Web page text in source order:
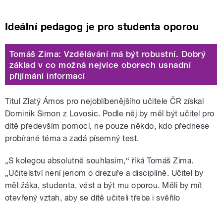
Ideální pedagog je pro studenta oporou
Tomáš Zima: Vzdělávání má být robustní. Dobrý
základ v co možná nejvíce oborech usnadní
přijímání informací
Titul Zlatý Ámos pro nejoblíbenějšího učitele ČR získal
Dominik Simon z Lovosic. Podle něj by měl být učitel pro
dítě především pomocí, ne pouze někdo, kdo přednese
probírané téma a zadá písemný test.
„S kolegou absolutně souhlasím,“ říká Tomáš Zima.
„Učitelství není jenom o drezuře a disciplíně. Učitel by
měl žáka, studenta, vést a být mu oporou. Měli by mít
otevřený vztah, aby se dítě učiteli třeba i svěřilo